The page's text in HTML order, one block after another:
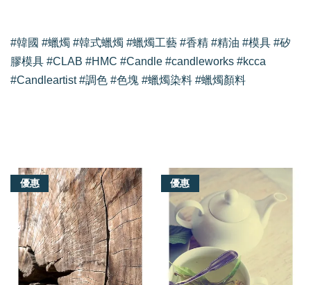
#韓國 #蠟燭 #韓式蠟燭 #蠟燭工藝 #香精 #精油 #模具 #矽
膠模具 #CLAB #HMC #Candle #candleworks #kcca
#Candleartist #調色 #色塊 #蠟燭染料 #蠟燭顏料
優惠 優惠